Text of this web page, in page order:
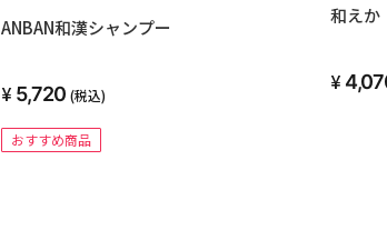
ANBAN和漢シャンプー
5,720 (税込)
おすすめ商品
和え